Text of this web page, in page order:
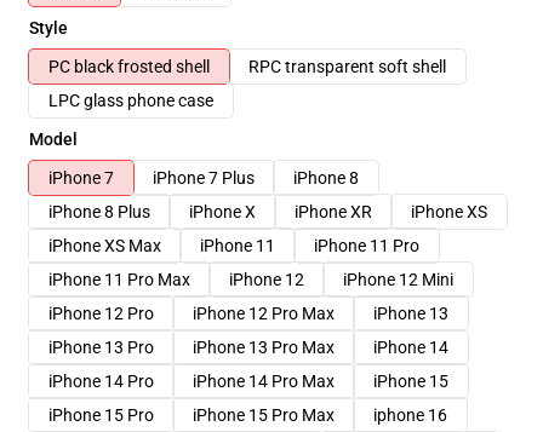
Style
PC black frosted shell
RPC transparent soft shell
LPC glass phone case
Model
iPhone 7
iPhone 7 Plus
iPhone 8
iPhone 8 Plus
iPhone X iPhone XR
iPhone XS
iPhone XS Max
iPhone 11
iPhone 11 Pro
iPhone 11 Pro Max
iPhone 12
iPhone 12 Mini
iPhone 12 Pro
iPhone 12 Pro Max
iPhone 13
iPhone 13 Pro
iPhone 13 Pro Max
iPhone 14
iPhone 14 Pro
iPhone 14 Pro Max
iPhone 15
iPhone 15 Pro
iPhone 15 Pro Max
iphone 16